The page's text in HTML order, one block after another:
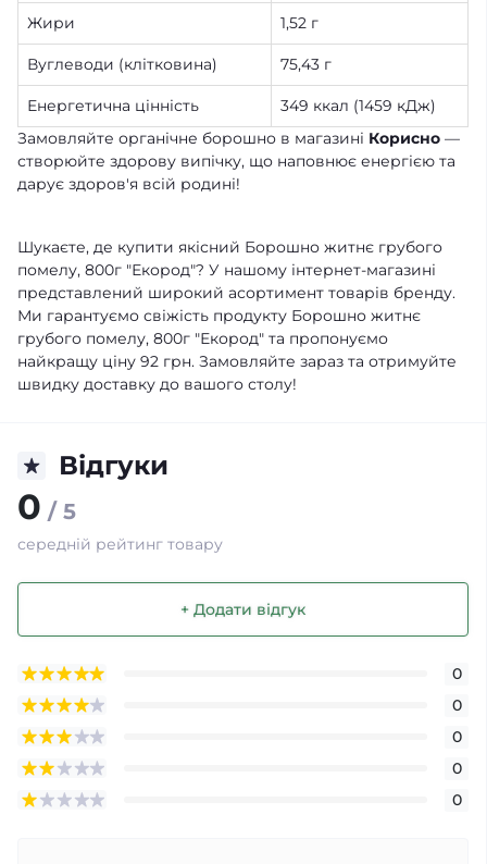
Жири 1,52 г
Вуглеводи (клітковина) 75,43 г
Енергетична цінність
349 ккал (1459 кДж)
Замовляйте органічне борошно в магазині Корисно —
створюйте здорову випічку, що наповнює енергією та
дарує здоров'я всій родині!
Шукаєте, де купити якісний Борошно житнє грубого
помелу, 800г "Екород"? У нашому інтернет-магазині
представлений широкий асортимент товарів бренду.
Ми гарантуємо свіжість продукту Борошно житнє
грубого помелу, 800г "Екород" та пропонуємо
найкращу ціну 92 грн. Замовляйте зараз та отримуйте
швидку доставку до вашого столу!
Відгуки
0 / 5
середній рейтинг товару
+ Додати відгук
0
0
0
0
0